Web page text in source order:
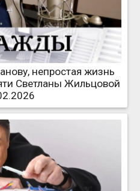
непростая жизнь
Светланы Жильцовой